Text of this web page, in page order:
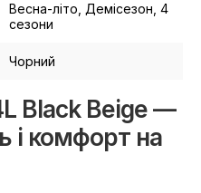
Весна-літо, Демісезон, 4
сезони
Чорний
Black Beige —
і комфорт на